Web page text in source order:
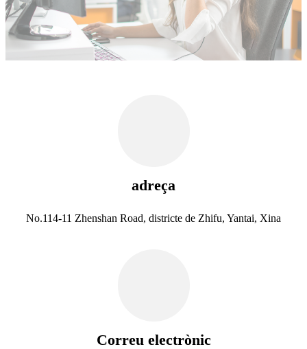
adreça
No.114-11 Zhenshan Road, districte de Zhifu, Yantai, Xina
Correu electrònic